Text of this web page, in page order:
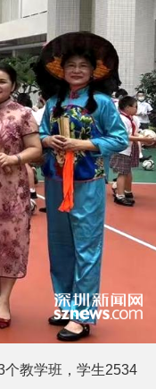
个教学班，学生2534